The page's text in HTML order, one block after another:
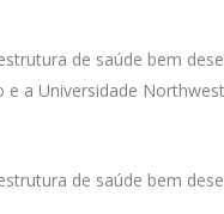
de saúde bem
e a Universidade
de saúde bem